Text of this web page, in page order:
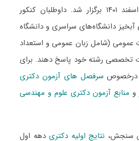
دانشگاه آزاد یازدهم اسفند ۱۴۰۱ برگزار شد. داوطلبان کنکور
دانشگاه‌های سراسری و دانشگاه
عمومی (شامل زبان عمومی و استعداد
تخصصی رشته خود پاسخ دهند. برای
درخصوص سرفصل های آزمون دکتری
و منابع آزمون دکتری علوم و مهندسی
سنجش، نتایج اولیه دکتری دهه اول